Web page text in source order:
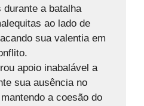
durante a batalha
ao lado de
sua valentia em
apoio inabalável a
sua ausência no
a coesão do